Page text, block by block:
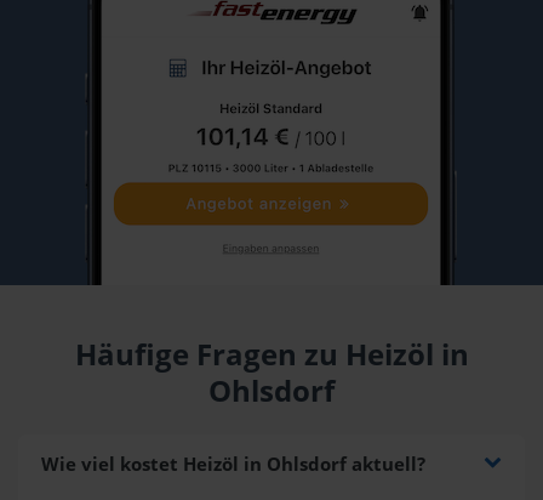
Häufige Fragen zu Heizöl in
Ohlsdorf
Wie viel kostet Heizöl in Ohlsdorf aktuell?